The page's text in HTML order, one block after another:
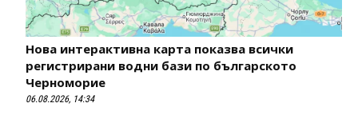
Нова интерактивна карта показва всички
регистрирани водни бази по българското
Черноморие
06.08.2026, 14:34